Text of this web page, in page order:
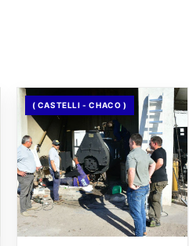
( CASTELLI - CHACO )